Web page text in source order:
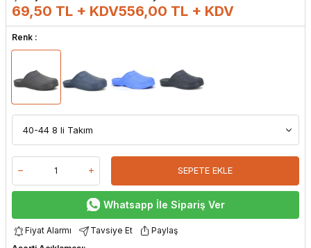
69,50 TL + KDV556,00 TL + KDV
Renk :
SEPETE EKLE
Whatsapp İle Sipariş Ver
Fiyat Alarmı Tavsiye Et
Paylaş